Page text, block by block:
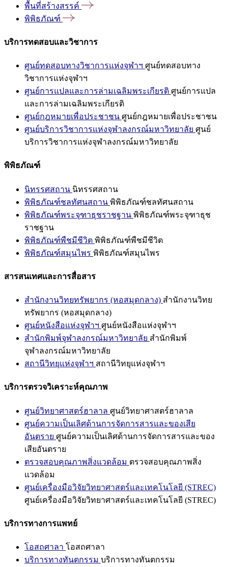
พื้นที่สร้างสรรค์
พิพิธภัณฑ์
บริการทดสอบและวิชาการ
ศูนย์ทดสอบทางวิชาการแห่งจุฬาฯ ศูนย์ทดสอบทาง
วิชาการแห่งจุฬาฯ
ศูนย์การแปลและการล่ามเฉลิมพระเกียรติ ศูนย์การแปล
และการล่ามเฉลิมพระเกียรติ
ศูนย์กฎหมายเพื่อประชาชน ศูนย์กฎหมายเพื่อประชาชน
ศูนย์บริการวิชาการแห่งจุฬาลงกรณ์มหาวิทยาลัย ศูนย์
บริการวิชาการแห่งจุฬาลงกรณ์มหาวิทยาลัย
พิพิธภัณฑ์
นิทรรศสถาน นิทรรศสถาน
พิพิธภัณฑ์ชลทัศนสถาน พิพิธภัณฑ์ชลทัศนสถาน
พิพิธภัณฑ์พระจุฑาธุชราชฐาน พิพิธภัณฑ์พระจุฑาธุช
ราชฐาน
พิพิธภัณฑ์พืชมีชีวิต พิพิธภัณฑ์พืชมีชีวิต
พิพิธภัณฑ์สมุนไพร พิพิธภัณฑ์สมุนไพร
สารสนเทศและการสื่อสาร
สำนักงานวิทยทรัพยากร (หอสมุดกลาง) สำนักงานวิทย
ทรัพยากร (หอสมุดกลาง)
ศูนย์หนังสือแห่งจุฬาฯ ศูนย์หนังสือแห่งจุฬาฯ
สำนักพิมพ์จุฬาลงกรณ์มหาวิทยาลัย สำนักพิมพ์
จุฬาลงกรณ์มหาวิทยาลัย
สถานีวิทยุแห่งจุฬาฯ สถานีวิทยุแห่งจุฬาฯ
บริการตรวจวิเคราะห์คุณภาพ
ศูนย์วิทยาศาสตร์ฮาลาล ศูนย์วิทยาศาสตร์ฮาลาล
ศูนย์ความเป็นเลิศด้านการจัดการสารและของเสีย
อันตราย ศูนย์ความเป็นเลิศด้านการจัดการสารและของ
เสียอันตราย
ตรวจสอบคุณภาพสิ่งแวดล้อม ตรวจสอบคุณภาพสิ่ง
แวดล้อม
ศูนย์เครื่องมือวิจัยวิทยาศาสตร์และเทคโนโลยี (STREC)
ศูนย์เครื่องมือวิจัยวิทยาศาสตร์และเทคโนโลยี (STREC)
บริการทางการแพทย์
โอสถศาลา โอสถศาลา
บริการทางทันตกรรม บริการทางทันตกรรม